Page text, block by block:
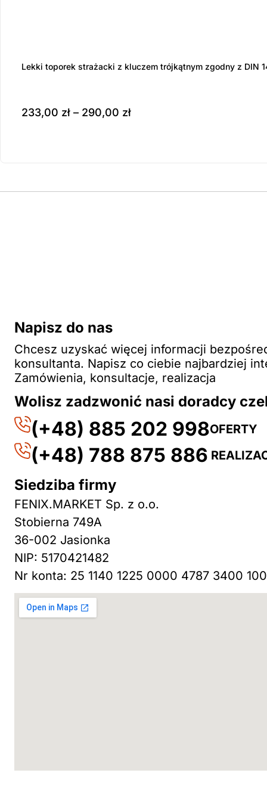
Lekki toporek strażacki z kluczem trójkątnym zgodny z DIN
233,00 zł – 290,00 zł
Napisz do nas
Chcesz uzyskać więcej informacji
konsultanta. Napisz co ciebie najbardziej
Zamówienia, konsultacje, realizacja
Wolisz zadzwonić nasi doradcy
(+48) 885 202 998OFERTY
(+48) 788 875 886
Siedziba firmy
FENIX.MARKET Sp. z o.o.
Stobierna 749A
36-002 Jasionka
NIP: 5170421482
Nr konta: 25 1140 1225 0000 4787 3400